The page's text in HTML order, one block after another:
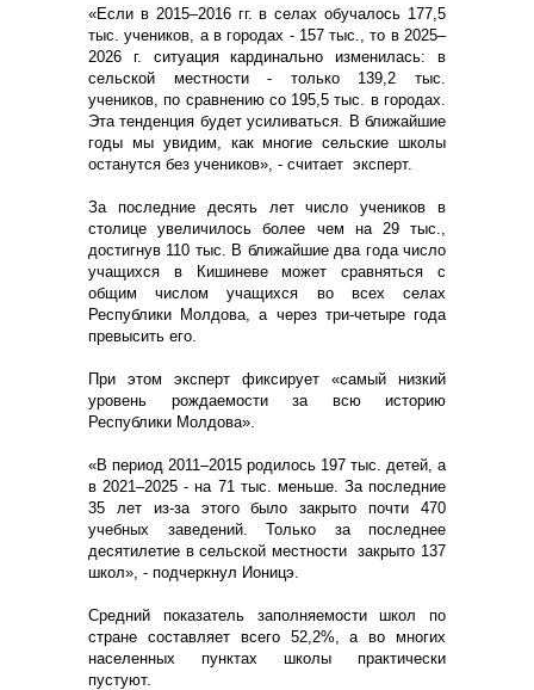
«Если в 2015–2016 гг. в селах обучалось 177,5
тыс. учеников, а в городах - 157 тыс., то в 2025–
2026 г. ситуация кардинально изменилась: в
сельской местности - только 139,2 тыс.
учеников, по сравнению со 195,5 тыс. в городах.
Эта тенденция будет усиливаться. В ближайшие
годы мы увидим, как многие сельские школы
останутся без учеников», - считает эксперт.
За последние десять лет число учеников в
столице увеличилось более чем на 29 тыс.,
достигнув 110 тыс. В ближайшие два года число
учащихся в Кишиневе может сравняться с
общим числом учащихся во всех селах
Республики Молдова, а через три-четыре года
превысить его.
При этом эксперт фиксирует «самый низкий
уровень рождаемости за всю историю
Республики Молдова».
«В период 2011–2015 родилось 197 тыс. детей, а
в 2021–2025 - на 71 тыс. меньше. За последние
35 лет из-за этого было закрыто почти 470
учебных заведений. Только за последнее
десятилетие в сельской местности закрыто 137
школ», - подчеркнул Ионицэ.
Средний показатель заполняемости школ по
стране составляет всего 52,2%, а во многих
населенных пунктах школы практически
пустуют.